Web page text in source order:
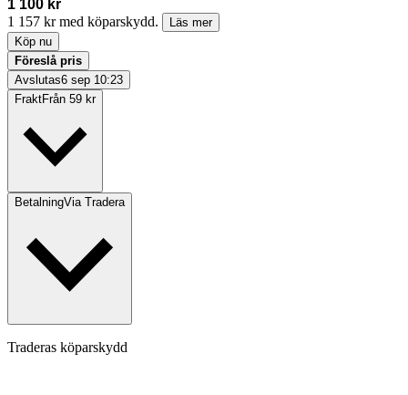
1 100 kr
1 157 kr med köparskydd.
Läs mer
Köp nu
Föreslå pris
Avslutas6 sep 10:23
FraktFrån 59 kr
BetalningVia Tradera
Traderas köparskydd